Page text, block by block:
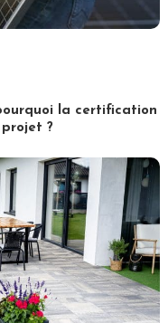
la certification
?